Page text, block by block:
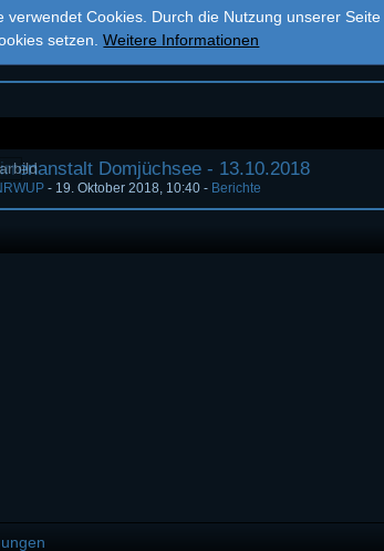
verwendet Cookies. Durch die Nutzung unserer
setzen.Weitere Informationen
Domjüchsee - 13.10.2018
- 19. Oktober 2018, 10:40 - Berichte